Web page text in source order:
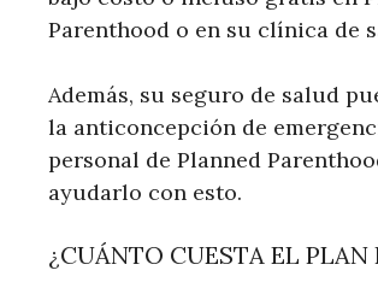
Parenthood o en su clínica de
Además, su seguro de salud
la anticoncepción de
personal de Planned
ayudarlo con esto.
¿CUÁNTO CUESTA EL PLAN